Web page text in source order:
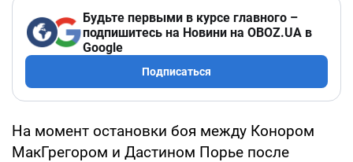
Будьте первыми в курсе главного –
подпишитесь на Новини на OBOZ.UA в
Google
Подписаться
На момент остановки боя между Конором
МакГрегором и Дастином Порье после